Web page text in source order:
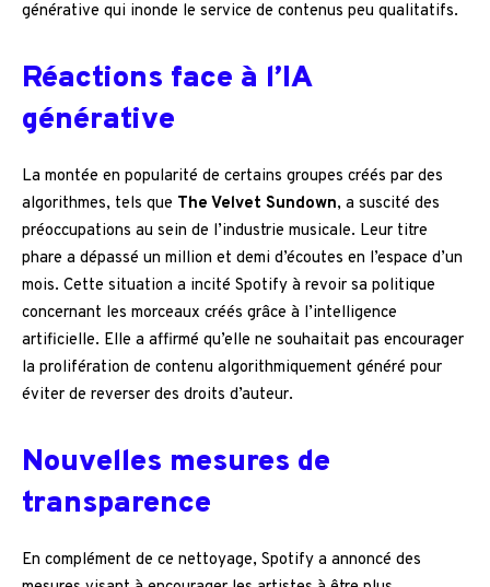
générative qui inonde le service de contenus peu qualitatifs.
Réactions face à l’IA
générative
La montée en popularité de certains groupes créés par des
algorithmes, tels que The Velvet Sundown, a suscité des
préoccupations au sein de l’industrie musicale. Leur titre
phare a dépassé un million et demi d’écoutes en l’espace d’un
mois. Cette situation a incité Spotify à revoir sa politique
concernant les morceaux créés grâce à l’intelligence
artificielle. Elle a affirmé qu’elle ne souhaitait pas encourager
la prolifération de contenu algorithmiquement généré pour
éviter de reverser des droits d’auteur.
Nouvelles mesures de
transparence
En complément de ce nettoyage, Spotify a annoncé des